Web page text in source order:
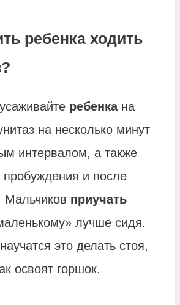
ребенка ходить
ребенкана
на несколько минут
интервалом, а также
пробуждения и после
Мальчиков приучать
лучше сидя.
это делать стоя,
освоят горшок.